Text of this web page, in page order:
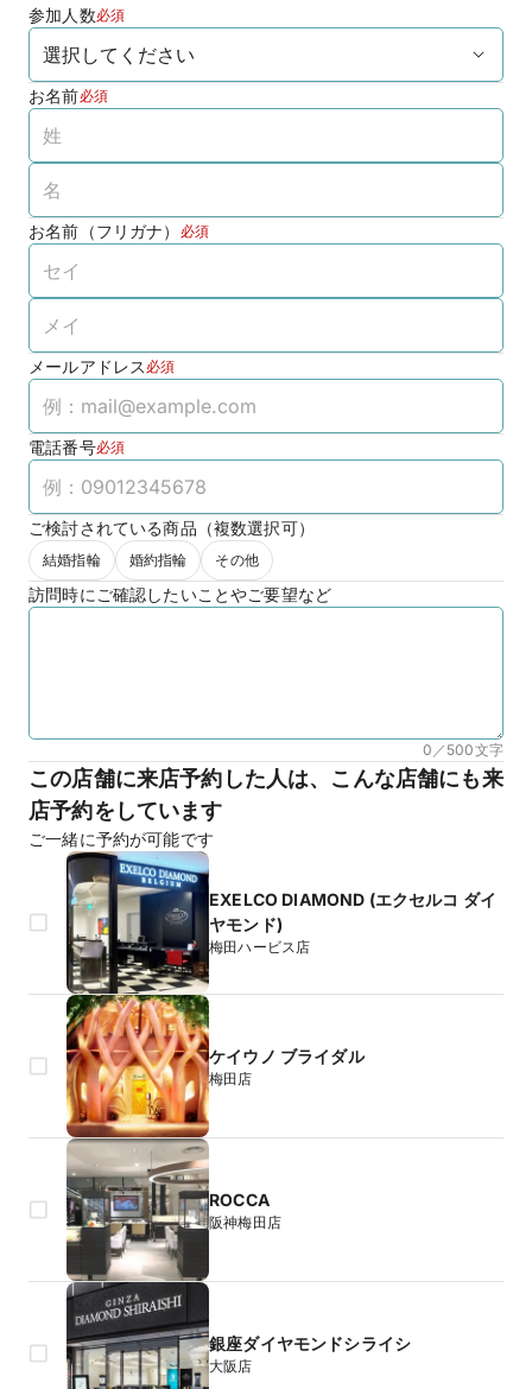
参加人数必須
お名前必須
お名前（フリガナ） 必須
メールアドレス 必須
電話番号必須
ご検討されている商品（複数選択可）
結婚指輪 婚約指輪 その他
訪問時にご確認したいことやご要望など
0／500文字
この店舗に来店予約した人は、こんな店舗にも来
店予約をしています
ご一緒に予約が可能です
EXELCO DIAMOND (エクセルコ ダイ
ヤモンド)
梅田ハービス店
ケイウノ ブライダル
梅田店
ROCCA
阪神梅田店
銀座ダイヤモンドシライシ
大阪店